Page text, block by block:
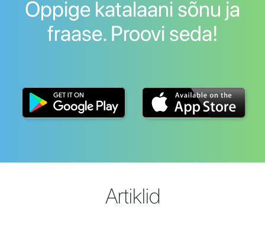
Õppige katalaani sõnu ja
fraase. Proovi seda!
Artiklid